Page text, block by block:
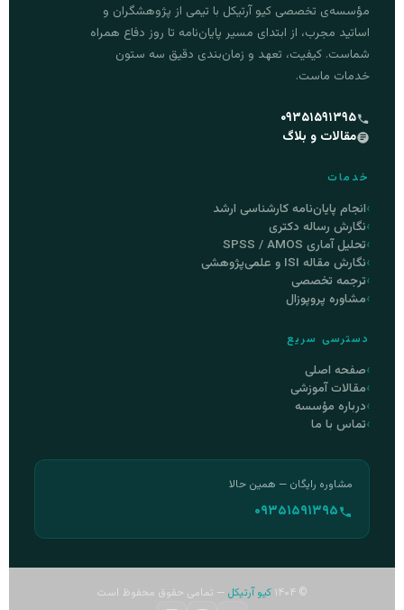
مؤسسه‌ی تخصصی کیو آرتیکل با تیمی از پژوهشگران و
اساتید مجرب، از ابتدای مسیر پایان‌نامه تا روز دفاع همراه
شماست. کیفیت، تعهد و زمان‌بندی دقیق سه ستون
خدمات ماست.
۰۹۳۵۱۵۹۱۳۹۵
مقالات و بلاگ
خدمات
انجام پایان‌نامه کارشناسی ارشد
نگارش رساله دکتری
تحلیل آماری SPSS / AMOS
نگارش مقاله ISI و علمی‌پژوهشی
ترجمه تخصصی
مشاوره پروپوزال
دسترسی سریع
صفحه اصلی
مقالات آموزشی
درباره مؤسسه
تماس با ما
مشاوره رایگان — همین حالا
۰۹۳۵۱۵۹۱۳۹۵
© ۱۴۰۴ کیو آرتیکل — تمامی حقوق محفوظ است